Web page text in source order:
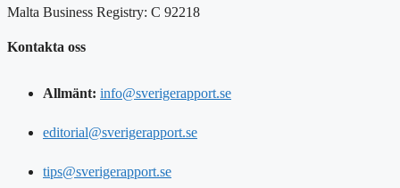
Malta Business Registry: C 92218
Kontakta oss
Allmänt: info@sverigerapport.se
editorial@sverigerapport.se
tips@sverigerapport.se